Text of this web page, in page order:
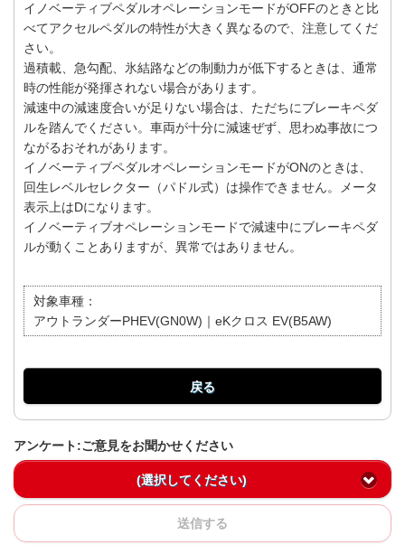
イノベーティブペダルオペレーションモードがOFFのときと比
べてアクセルペダルの特性が大きく異なるので、注意してくだ
さい。
過積載、急勾配、氷結路などの制動力が低下するときは、通常
時の性能が発揮されない場合があります。
減速中の減速度合いが足りない場合は、ただちにブレーキペダ
ルを踏んでください。車両が十分に減速ぜず、思わぬ事故につ
ながるおそれがあります。
イノベーティブペダルオペレーションモードがONのときは、
回生レベルセレクター（パドル式）は操作できません。メータ
表示上はDになります。
イノベーティブオペレーションモードで減速中にブレーキペダ
ルが動くことありますが、異常ではありません。
対象車種：
アウトランダーPHEV(GN0W)｜eKクロス EV(B5AW)
戻る
アンケート:ご意見をお聞かせください
(選択してください)
送信する